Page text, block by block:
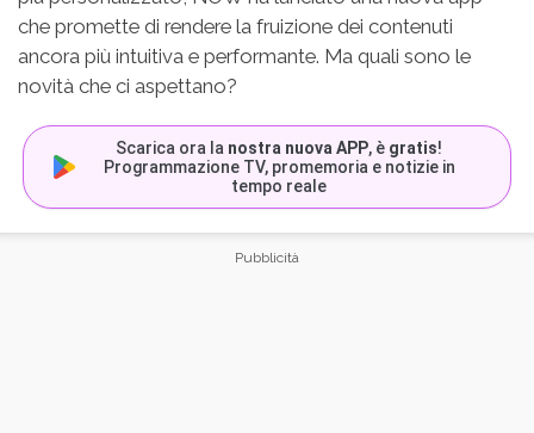
che promette di rendere la fruizione dei contenuti
ancora più intuitiva e performante. Ma quali sono le
novità che ci aspettano?
Scarica ora la nostra nuova APP, è gratis!
Programmazione TV, promemoria e notizie in
tempo reale